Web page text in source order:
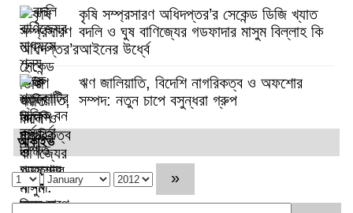
কৃষি সম্প্রসারণ অধিদপ্তর’র সেকেন্ড ডিজি খ্যাত
বদলি ও ঘুষ বাণিজ্যের গডফাদার মাসুম বিল্লাহ কি
আইনের উর্ধ্বে
ঋণ জালিয়াতি, বিদেশি নাগরিকত্ব ও অফশোর
সম্পদ: নতুন চাপে বসুন্ধরা গ্রুপ
আর্কাইভ